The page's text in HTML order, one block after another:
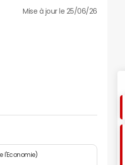
Mise à jour le 25/06/26
l'Economie)